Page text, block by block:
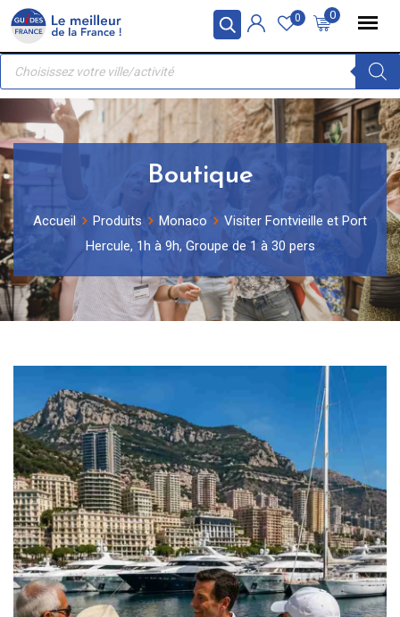
Panneau de gestion des cookies
Skip
content
0
0
Recherche
produits
Boutique
Accueil Produits Monaco
Visiter Fontvieille et Port
Hercule, 1h à 9h, Groupe de 1 à 30 pers